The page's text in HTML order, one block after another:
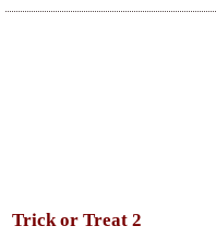
Trick or Treat 2